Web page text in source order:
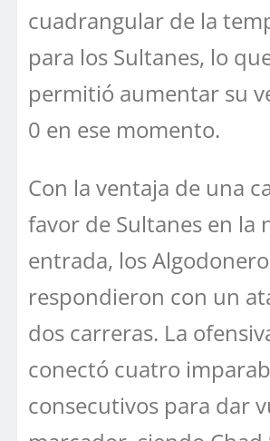
cuadrangular de la
para los Sultanes, lo
permitió aumentar su
0 en ese momento.
Con la ventaja de una
favor de Sultanes en la
entrada, los
respondieron con un
dos carreras. La
conectó cuatro
consecutivos para dar